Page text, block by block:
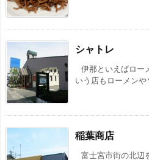
シャトレ
伊那といえばロー
いう店もローメン
稲葉商店
富士宮市街の北辺